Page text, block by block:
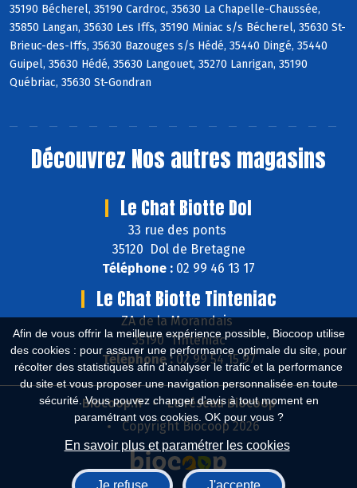
Afin de vous offrir la meilleure expérience possible, Biocoop utilise
des cookies : pour assurer une performance optimale du site, pour
récolter des statistiques afin d'analyser le trafic et la performance
du site et vous proposer une navigation personnalisée en toute
sécurité. Vous pouvez changer d'avis à tout moment en
paramétrant vos cookies. OK pour vous ?
En savoir plus et paramétrer les cookies
Je refuse J'accepte
35190 Bécherel, 35190 Cardroc, 35630 La Chapelle-Chaussée,
35850 Langan, 35630 Les Iffs, 35190 Miniac s/s Bécherel, 35630 St-
Brieuc-des-Iffs, 35630 Bazouges s/s Hédé, 35440 Dingé, 35440
Guipel, 35630 Hédé, 35630 Langouet, 35270 Lanrigan, 35190
Québriac, 35630 St-Gondran
Découvrez Nos autres magasins
Le Chat Biotte Dol
33 rue des ponts
35120 Dol de Bretagne
Téléphone : 02 99 46 13 17
Le Chat Biotte Tinteniac
ZA de la Morandais
35190 Tinténiac
Téléphone :02 99 54 15 97
Biocoop.fr
Le réseau Biocoop
Copyright Biocoop 2026